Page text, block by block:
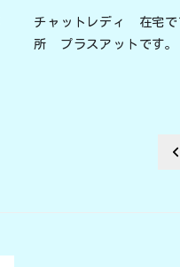
チャットレディ 在宅で
所 プラスアットです